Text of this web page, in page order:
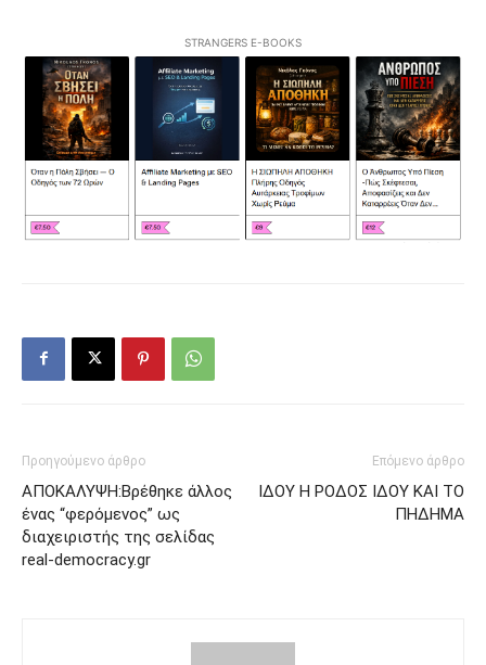
STRANGERS E-BOOKS
Προηγούμενο άρθρο
ΑΠΟΚΑΛΥΨΗ:Βρέθηκε άλλος
ένας “φερόμενος” ως
διαχειριστής της σελίδας
real-democracy.gr
Επόμενο άρθρο
ΙΔΟΥ Η ΡΟΔΟΣ ΙΔΟΥ ΚΑΙ ΤΟ
ΠΗΔΗΜΑ